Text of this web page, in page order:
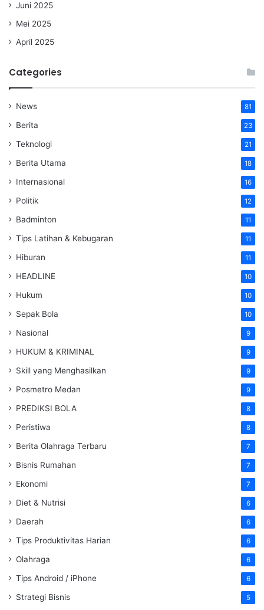
Juni 2025
Mei 2025
April 2025
Categories
News 81
Berita 23
Teknologi 21
Berita Utama 18
Internasional 16
Politik 12
Badminton 11
Tips Latihan & Kebugaran 11
Hiburan 11
HEADLINE 10
Hukum 10
Sepak Bola 10
Nasional 9
HUKUM & KRIMINAL 9
Skill yang Menghasilkan 9
Posmetro Medan 9
PREDIKSI BOLA 8
Peristiwa 8
Berita Olahraga Terbaru 7
Bisnis Rumahan 7
Ekonomi 7
Diet & Nutrisi 6
Daerah 6
Tips Produktivitas Harian 6
Olahraga 6
Tips Android / iPhone 6
Strategi Bisnis 5